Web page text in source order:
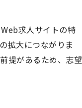
求人サイトの特
拡大につながりま
提があるため、志望